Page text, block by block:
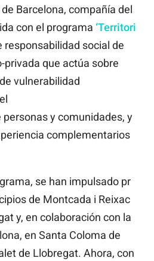
Barcelona, compañía del
con el programa ‘Territori
responsabilidad social de
privada que actúa sobre
vulnerabilidad
y comunidades, y
complementarios
se han impulsado pr
de Montcada i Reixac
y, en colaboración con la
en Santa Coloma de
de Llobregat. Ahora, con